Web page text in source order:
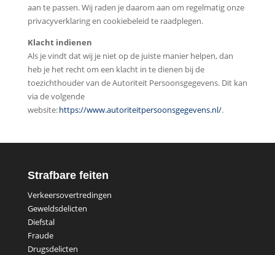
aan te passen. Wij raden je daarom aan om regelmatig onze
privacyverklaring en cookiebeleid te raadplegen.
Klacht indienen
Als je vindt dat wij je niet op de juiste manier helpen, dan
heb je het recht om een klacht in te dienen bij de
toezichthouder van de Autoriteit Persoonsgegevens. Dit kan
via de volgende
website:https://www.autoriteitpersoonsgegevens.nl/.
Strafbare feiten
Verkeersovertredingen
Geweldsdelicten
Diefstal
Fraude
Drugsdelicten